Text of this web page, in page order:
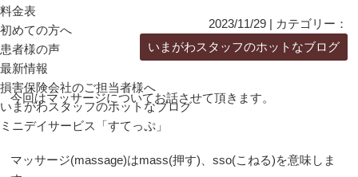
料金表
初めての方へ
患者様の声
最新情報
損害保険会社のご担当者様へ
いまがわスタッフのホットなブログ
ミニデイサービス「すてっぷ」
2023/11/29 | カテゴリー：
いまがわスタッフのホットなブログ
今回はマッサージについてお話させて頂きます。
マッサージ(massage)はmass(押す)、sso(こねる)を意味しま